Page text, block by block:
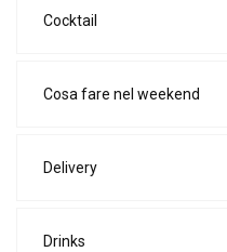
Cocktail
Cosa fare nel weekend
Delivery
Drinks